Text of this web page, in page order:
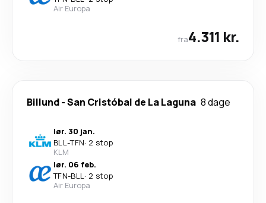
Air Europa
fra4.311 kr.
Billund-San Cristóbal de La Laguna 8 dage
lør. 30 jan.
BLL-TFN· 2 stop
KLM
lør. 06 feb.
TFN-BLL· 2 stop
Air Europa